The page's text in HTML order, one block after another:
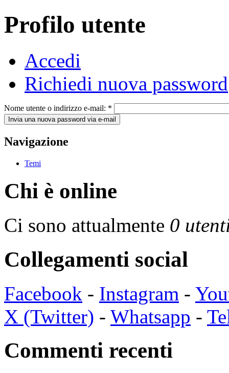
Profilo utente
Accedi
Richiedi nuova password
Nome utente o indirizzo e-mail: *
Navigazione
Temi
Chi è online
Ci sono attualmente 0
Collegamenti social
Facebook - Instagram -
X (Twitter) - Whatsapp -
Commenti recenti